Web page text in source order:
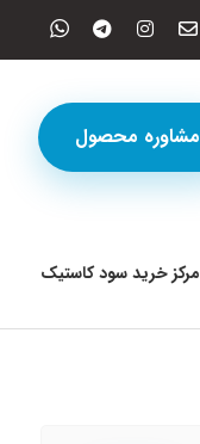
مشاوره محصول
مرکز خرید سود کاستیک